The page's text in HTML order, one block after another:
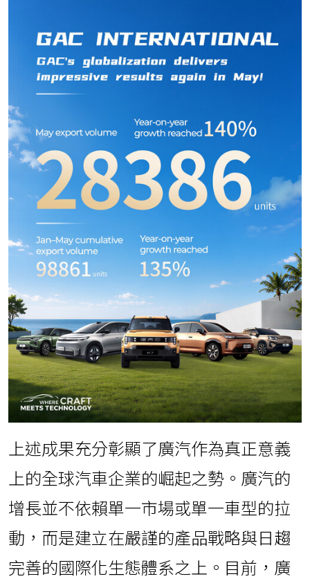
上述成果充分彰顯了廣汽作為真正意義
上的全球汽車企業的崛起之勢。廣汽的
增長並不依賴單一市場或單一車型的拉
動，而是建立在嚴謹的產品戰略與日趨
完善的國際化生態體系之上。目前，廣